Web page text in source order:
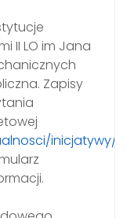
II LO im Jana
Zapisy
inicjatywy/